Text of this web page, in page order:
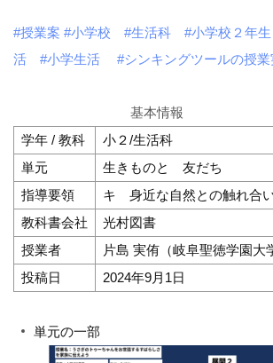
#授業案 #小学校 #生活科 #小学校２年生
活
#小学生活 #シンキングツールの授
基本情報
学年 / 教科
小２/生活科
単元
生きものと 友だち
指導要領
キ 身近な自然との触れ合
教科書会社
光村図書
授業者
片島 実侑（岐阜聖徳学園大
投稿日
2024年9月1日
単元の一部